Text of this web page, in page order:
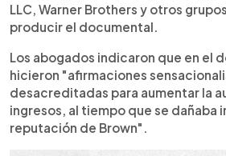
LLC, Warner Brothers y otros
producir el documental.
Los abogados indicaron que en el
hicieron "afirmaciones
desacreditadas para aumentar la
ingresos, al tiempo que se dañaba
reputación de Brown".